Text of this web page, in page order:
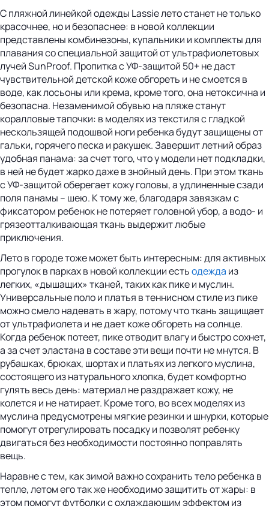
С пляжной линейкой одежды Lassie лето станет не только
красочнее, но и безопаснее: в новой коллекции
представлены комбинезоны, купальники и комплекты для
плавания со специальной защитой от ультрафиолетовых
лучей SunProof. Пропитка с УФ-защитой 50+ не даст
чувствительной детской коже обгореть и не смоется в
воде, как лосьоны или крема, кроме того, она нетоксична и
безопасна. Незаменимой обувью на пляже станут
коралловые тапочки: в моделях из текстиля с гладкой
нескользящей подошвой ноги ребенка будут защищены от
гальки, горячего песка и ракушек. Завершит летний образ
удобная панама: за счет того, что у модели нет подкладки,
в ней не будет жарко даже в знойный день. При этом ткань
с УФ-защитой оберегает кожу головы, а удлиненные сзади
поля панамы – шею. К тому же, благодаря завязкам с
фиксатором ребенок не потеряет головной убор, а водо- и
грязеотталкивающая ткань выдержит любые
приключения.
Лето в городе тоже может быть интересным: для активных
прогулок в парках в новой коллекции естьодежда из
легких, «дышащих» тканей, таких как пике и муслин.
Универсальные поло и платья в теннисном стиле из пике
можно смело надевать в жару, потому что ткань защищает
от ультрафиолета и не дает коже обгореть на солнце.
Когда ребенок потеет, пике отводит влагу и быстро сохнет,
а за счет эластана в составе эти вещи почти не мнутся. В
рубашках, брюках, шортах и платьях из легкого муслина,
состоящего из натурального хлопка, будет комфортно
гулять весь день: материал не раздражает кожу, не
колется и не натирает. Кроме того, во всех моделях из
муслина предусмотрены мягкие резинки и шнурки, которые
помогут отрегулировать посадку и позволят ребенку
двигаться без необходимости постоянно поправлять
вещь.
Наравне с тем, как зимой важно сохранить тело ребенка в
тепле, летом его так же необходимо защитить от жары: в
этом помогут футболки с охлаждающим эффектом из